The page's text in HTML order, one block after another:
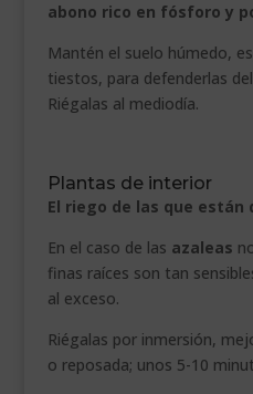
abono rico en fósforo y
Mantén el suelo húmedo,
tiestos, para defenderlas
Riégalas al mediodía.
Plantas de interior
El riego de las que están
En el caso de las azaleas
finas raíces son tan
al exceso.
Riégalas por inmersión,
o reposada; unos 5-10